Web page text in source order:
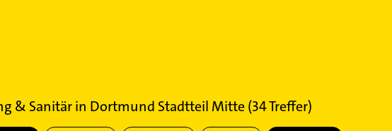
& Sanitärin Dortmund Stadtteil Mitte(34Treffer)